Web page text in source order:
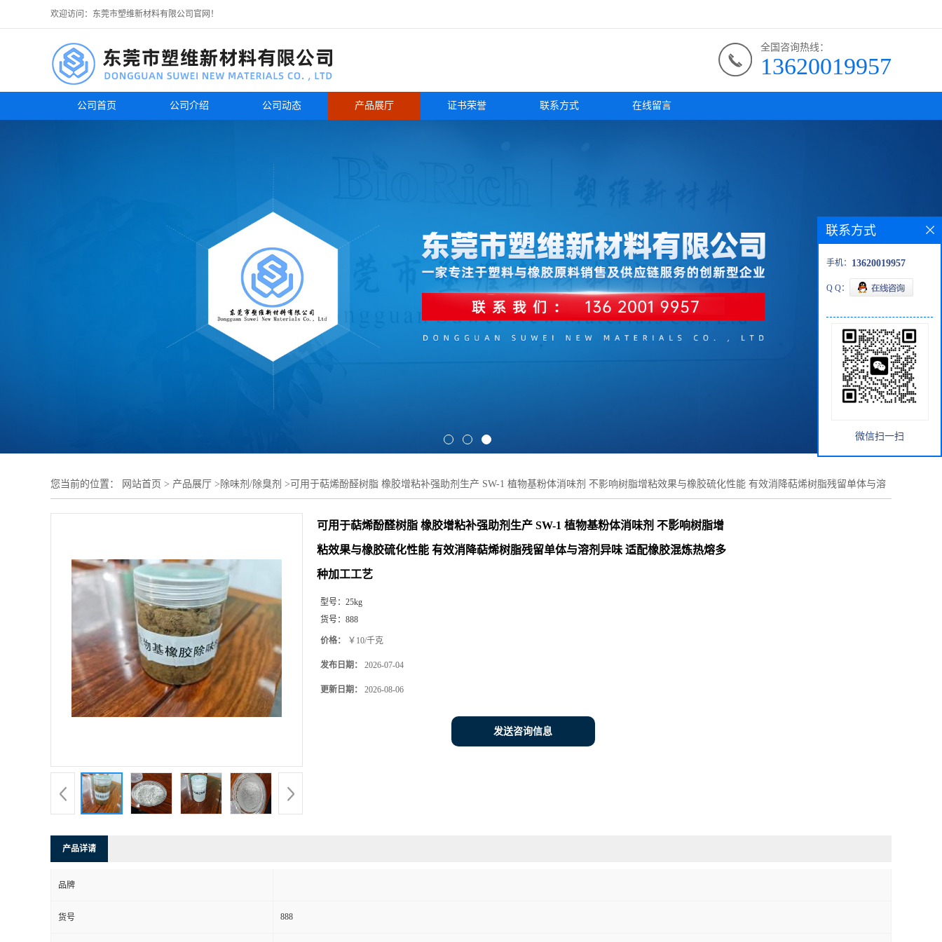
欢迎访问：东莞市塑维新材料有限公司官网！
全国咨询热线：
13620019957
公司首页 公司介绍 公司动态 产品展厅 证书荣誉 联系方式 在线留言
您当前的位置： 网站首页 > 产品展厅 > 除味剂/除臭剂 > 可用于萜烯酚醛树脂 橡胶增粘补强助剂生产 SW-1 植物基粉体消味剂 不影响树脂增粘效果与橡胶硫化性能 有效消降萜烯树脂残留单体与溶
剂异味 适配橡胶混炼热熔多种加工工艺
可用于萜烯酚醛树脂 橡胶增粘补强助剂生产 SW-1 植物基粉体消味剂 不影响树脂增
粘效果与橡胶硫化性能 有效消降萜烯树脂残留单体与溶剂异味 适配橡胶混炼热熔多
种加工工艺
型号： 25kg
货号： 888
价格： ￥10/千克
发布日期： 2026-07-04
更新日期： 2026-08-06
发送咨询信息
产品详请
品牌
货号 888
联系方式
手机： 13620019957
Q Q：
微信扫一扫